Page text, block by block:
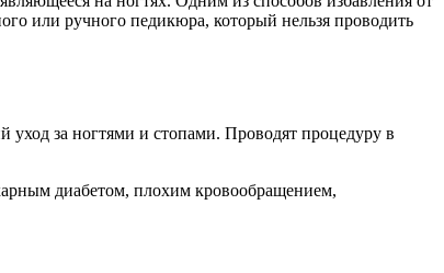
или ручного педикюра, который нельзя проводить
уход за ногтями и стопами. Проводят процедуру в
диабетом, плохим кровообращением,